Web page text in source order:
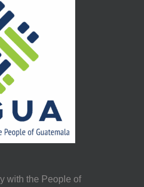
with the People of